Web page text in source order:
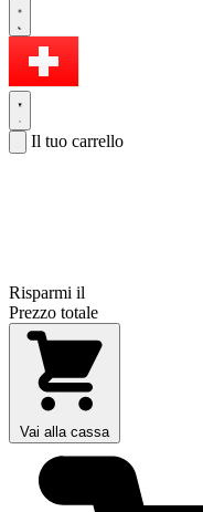
Il tuo carrello
Risparmi il
Prezzo totale
Vai alla cassa